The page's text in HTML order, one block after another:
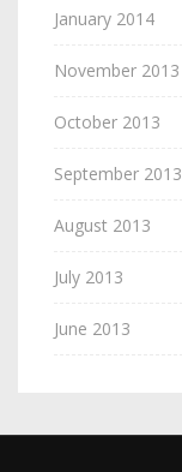
January 2014
November 2013
October 2013
September 2013
August 2013
July 2013
June 2013